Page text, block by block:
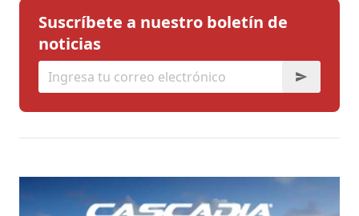
Suscríbete a nuestro boletín de
noticias